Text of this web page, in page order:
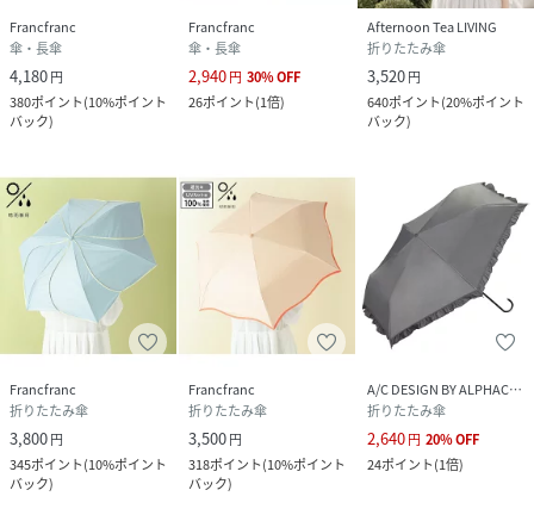
Francfranc
傘・長傘
4,180円
380ポイント(10%ポイント
バック)
Francfranc
傘・長傘
2,940円 30%OFF
26ポイント(1倍)
Afternoon Tea LIVING
折りたたみ傘
3,520円
640ポイント(20%ポイント
バック)
Francfranc
折りたたみ傘
3,800円
345ポイント(10%ポイント
バック)
Francfranc
折りたたみ傘
3,500円
318ポイント(10%ポイント
バック)
A/C DESIGN BY ALPHACUBIC
折りたたみ傘
2,640円 20%OFF
24ポイント(1倍)